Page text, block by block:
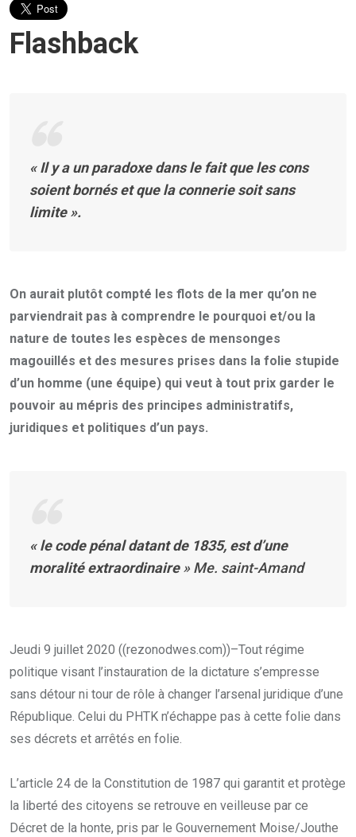
Flashback
« Il y a un paradoxe dans le fait que les cons
soient bornés et que la connerie soit sans
limite ».
On aurait plutôt compté les flots de la mer qu’on ne
parviendrait pas à comprendre le pourquoi et/ou la
nature de toutes les espèces de mensonges
magouillés et des mesures prises dans la folie stupide
d’un homme (une équipe) qui veut à tout prix garder le
pouvoir au mépris des principes administratifs,
juridiques et politiques d’un pays.
« le code pénal datant de 1835, est d’une
moralité extraordinaire» Me. saint-Amand
Jeudi 9 juillet 2020 ((rezonodwes.com))–Tout régime
politique visant l’instauration de la dictature s’empresse
sans détour ni tour de rôle à changer l’arsenal juridique d’une
République. Celui du PHTK n’échappe pas à cette folie dans
ses décrets et arrêtés en folie.
L’article 24 de la Constitution de 1987 qui garantit et protège
la liberté des citoyens se retrouve en veilleuse par ce
Décret de la honte, pris par le Gouvernement Moise/Jouthe